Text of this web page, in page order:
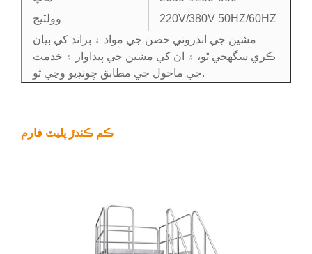
وولٽيج
220V/380V 50HZ/60HZ
مشين جي اندروني حصن جي مواد ۽ برانڊ کي بيان
ڪري سگهجي ٿو، ۽ ان کي مشين جي پيداوار ۽ خدمت
جي ماحول جي مطابق چونڊيو وڃي ٿو.
ڪم ڪندڙ پليٽ فارم